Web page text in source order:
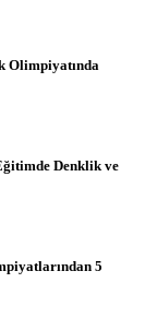
Olimpiyatında
Denklik ve
5